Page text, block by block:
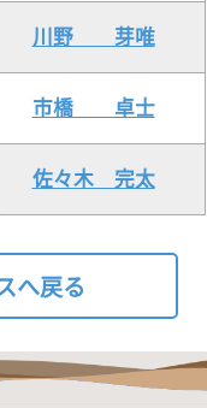
川野 芽唯
市橋 卓士
佐々木 完太
へ戻る